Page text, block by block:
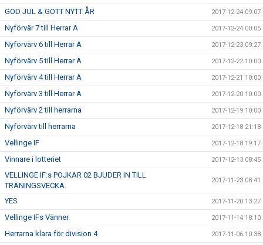
GOD JUL & GOTT NYTT ÅR 2017-12-24 09:07
Nyförvär 7 till Herrar A 2017-12-24 00:05
Nyförvärv 6 till Herrar A 2017-12-23 09:27
Nyförvärv 5 till Herrar A 2017-12-22 10:00
Nyförvärv 4 till Herrar A 2017-12-21 10:00
Nyförvärv 3 till Herrar A 2017-12-20 10:00
Nyförvärv 2 till herrarna 2017-12-19 10:00
Nyförvärv till herrarna 2017-12-18 21:18
Vellinge IF 2017-12-18 19:17
Vinnare i lotteriet 2017-12-13 08:45
VELLINGE IF:s POJKAR 02 BJUDER IN TILL
TRÄNINGSVECKA.
2017-11-23 08:41
YES 2017-11-20 13:27
Vellinge IFs Vänner 2017-11-14 18:10
Herrarna klara för division 4 2017-11-06 10:38